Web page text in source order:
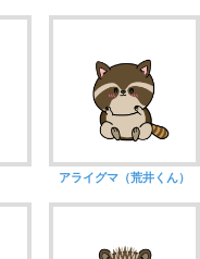
アライグマ（荒井くん）